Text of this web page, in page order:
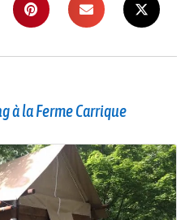
à la Ferme Carrique